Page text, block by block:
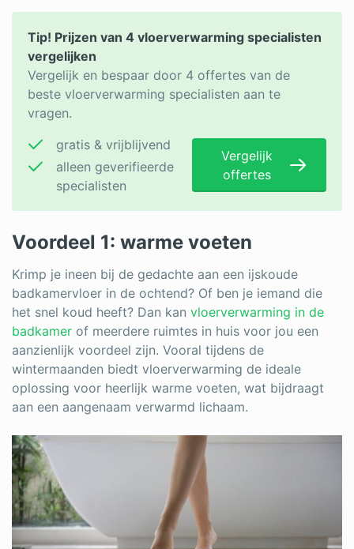
Tip! Prijzen van 4 vloerverwarming specialisten
vergelijken
Vergelijk en bespaar door 4 offertes van de
beste vloerverwarming specialisten aan te
vragen.
gratis & vrijblijvend
alleen geverifieerde
specialisten
Vergelijk
offertes
Voordeel 1: warme voeten
Krimp je ineen bij de gedachte aan een ijskoude
badkamervloer in de ochtend? Of ben je iemand die
het snel koud heeft? Dan kan vloerverwarming in de
badkamer of meerdere ruimtes in huis voor jou een
aanzienlijk voordeel zijn. Vooral tijdens de
wintermaanden biedt vloerverwarming de ideale
oplossing voor heerlijk warme voeten, wat bijdraagt
aan een aangenaam verwarmd lichaam.